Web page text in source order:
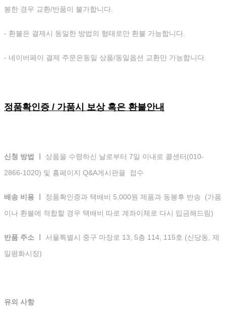
봉한 경우 교환/반품이 불가합니다.
- 환불은 결제시 동일한 방법의 형태로만 환불 가능합니다.
- 네이버페이 결제 주문은동일 상품/동일옵션 교환만 가능합니다.
정품확인증 / 가품시 보상 혹은 환불안내
신청 방법 ㅣ 상품을 수령하신 날로부터 7일 이내로 콜센터(010-
2866-1020) 및 홈페이지 Q&A게시판을 접수
배송 비용 ㅣ
정품확인증과 택배비 5,000원 제품과 동봉후 반송 (가품
이나 환불에 적합할 경우 택배비 따로 계좌이체로 다시 입금해드림)
반품 주소 ㅣ 서울특별시 중구 마장로 13, 5층 114, 115호 (신당동, 제
일평화시장)
유의 사항